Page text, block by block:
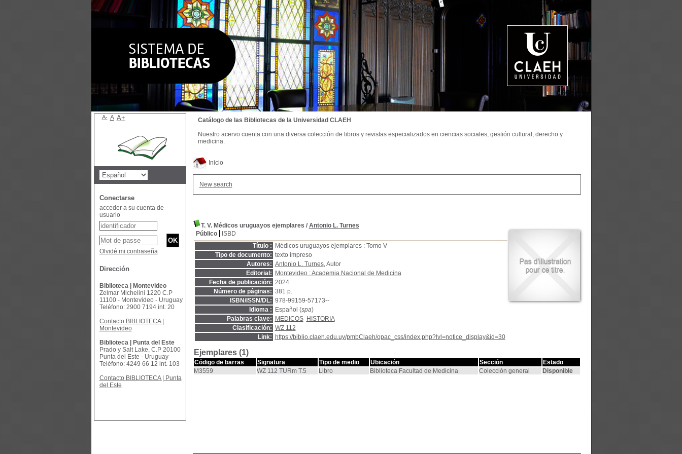
Inicio
New search
T. V. Médicos uruguayos ejemplares / Antonio L. Turnes
Público
ISBD
Título :
Médicos uruguayos ejemplares : Tomo V
Tipo de documento: texto impreso
Autores: Antonio L. Turnes, Autor
Editorial:
Montevideo : Academia Nacional de Medicina
Fecha de publicación: 2024
Número de páginas: 381 p.
ISBN/ISSN/DL: 978-99159-57173--
Idioma :
Español (spa)
Palabras clave:
MEDICOS
HISTORIA
Clasificación: WZ 112
Link:
https://biblio.claeh.edu.uy/pmbClaeh/opac_css/index.php?lvl=notice_display&id=30
Ejemplares (1)
Código de barras Signatura Tipo de medio Ubicación Sección
Estado
M3559
WZ 112 TURm T.5 Libro Biblioteca Facultad de Medicina Colección general Disponible
Catálogo de las Bibliotecas de la Universidad CLAEH
Nuestro acervo cuenta con una diversa colección de libros y revistas especializados en ciencias sociales, gestión cultural, derecho y
medicina.
A- A A+
Conectarse
acceder a su cuenta de
usuario
Olvidé mi contraseña
Dirección
Biblioteca | Montevideo
Zelmar Michelini 1220 C.P
11100 - Montevideo - Uruguay
Teléfono: 2900 7194 int. 20
Contacto BIBLIOTECA |
Montevideo
Biblioteca | Punta del Este
Prado y Salt Lake, C.P 20100
Punta del Este - Uruguay
Teléfono: 4249 66 12 int. 103
Contacto BIBLIOTECA | Punta
del Este